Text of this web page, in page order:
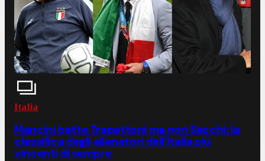
Italia
Mancini batte Trapattoni ma non Sacchi: la
classifica degli allenatori dell'Italia più
vincenti di sempre